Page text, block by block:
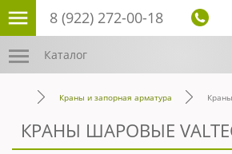
8 (922) 272-00-18
Каталог
Краны и запорная арматура
КРАНЫ ШАРОВЫЕ